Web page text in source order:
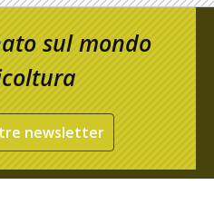
sul mondo
newsletter